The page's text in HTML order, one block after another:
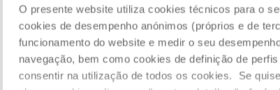
O presente website utiliza cookies técnicos para o
cookies de desempenho anónimos (próprios e de
funcionamento do website e medir o seu
navegação, bem como cookies de definição de
consentir na utilização de todos os cookies. Se